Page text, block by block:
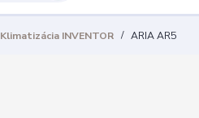
Klimatizácia INVENTOR ARIA AR5